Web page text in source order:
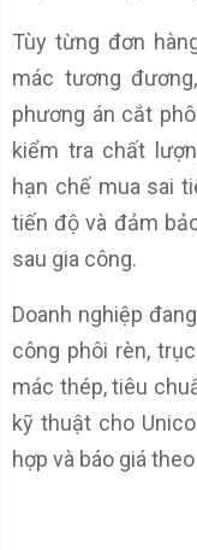
Tùy từng đơn
mác tương
phương án cắt
kiểm tra chất
hạn chế mua sai
tiến độ và đảm
sau gia công.
Doanh nghiệp
công phôi rèn,
mác thép, tiêu
kỹ thuật cho
hợp và báo giá